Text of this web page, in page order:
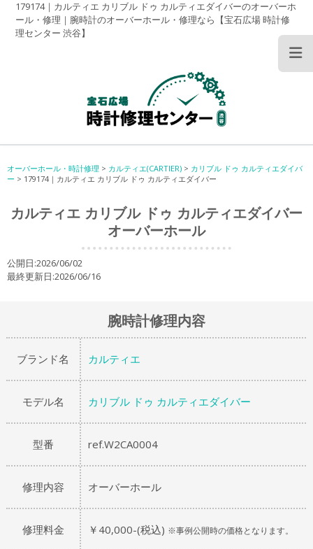
179174｜カルティエ カリブル ドゥ カルティエダイバーのオーバーホ
ール・修理｜腕時計のオーバーホール・修理なら【宝石広場 時計修
理センター 渋谷】
オーバーホール・時計修理 > カルティエ(CARTIER) > カリブル ドゥ カルティエダイバ
ー > 179174｜カルティエ カリブル ドゥ カルティエダイバー
カルティエ カリブル ドゥ カルティエダイバー
オーバーホール
公開日:2026/06/02
最終更新日:2026/06/16
腕時計修理内容
ブランド名 カルティエ
モデル名 カリブル ドゥ カルティエダイバー
型番 ref.W2CA0004
修理内容 オーバーホール
修理料金 ￥40,000-(税込) ※事例公開時の価格となります。